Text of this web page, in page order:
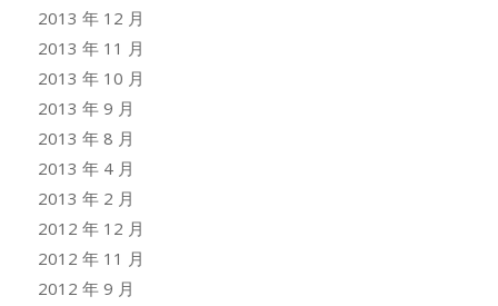
2013 年 12 月
2013 年 11 月
2013 年 10 月
2013 年 9 月
2013 年 8 月
2013 年 4 月
2013 年 2 月
2012 年 12 月
2012 年 11 月
2012 年 9 月